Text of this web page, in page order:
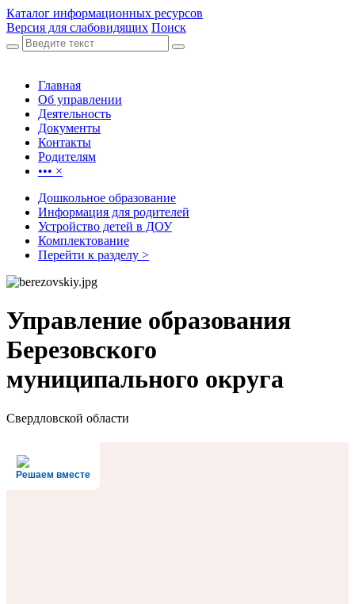
Каталог информационных ресурсов
Версия для слабовидящих Поиск
Главная
Об управлении
Деятельность
Документы
Контакты
Родителям
••• ×
Дошкольное образование
Информация для родителей
Устройство детей в ДОУ
Комплектование
Перейти к разделу >
Управление образования
Березовского
муниципального округа
Свердловской области
Решаем вместе